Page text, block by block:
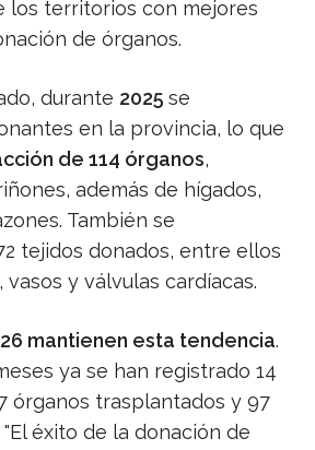
los territorios con mejores
de órganos.
durante 2025 se
en la provincia, lo que
de 114 órganos,
además de hígados,
También se
tejidos donados, entre ellos
vasos y válvulas cardíacas.
mantienen esta tendencia.
ya se han registrado 14
órganos trasplantados y 97
éxito de la donación de